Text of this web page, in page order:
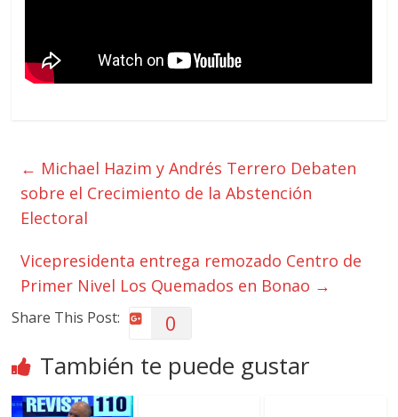
← Michael Hazim y Andrés Terrero Debaten
sobre el Crecimiento de la Abstención
Electoral
Vicepresidenta entrega remozado Centro de
Primer Nivel Los Quemados en Bonao →
Share This Post: 0
También te puede gustar